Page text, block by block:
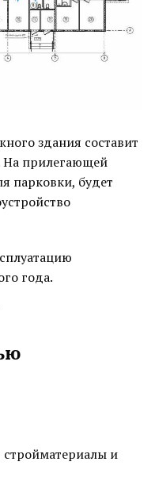
здания составит
На прилегающей
парковки, будет
года.
стройматериалы и